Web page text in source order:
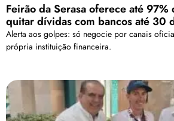
Feirão da Serasa oferece até
quitar dívidas com bancos até 30
Alerta aos golpes: só negocie por canais
própria instituição financeira.